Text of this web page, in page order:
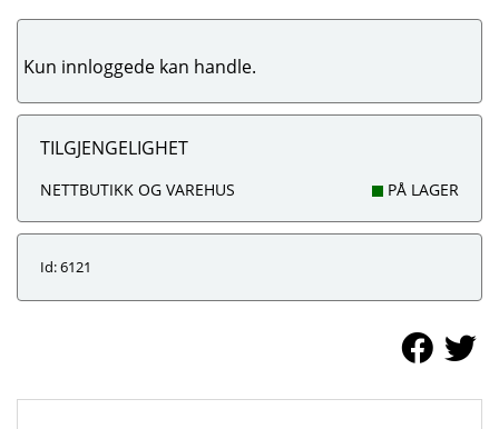
Kun innloggede kan handle.
TILGJENGELIGHET
NETTBUTIKK OG VAREHUS PÅ LAGER
Id: 6121